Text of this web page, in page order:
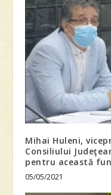
Mihai Huleni,
Consiliului
pentru această
05/05/2021